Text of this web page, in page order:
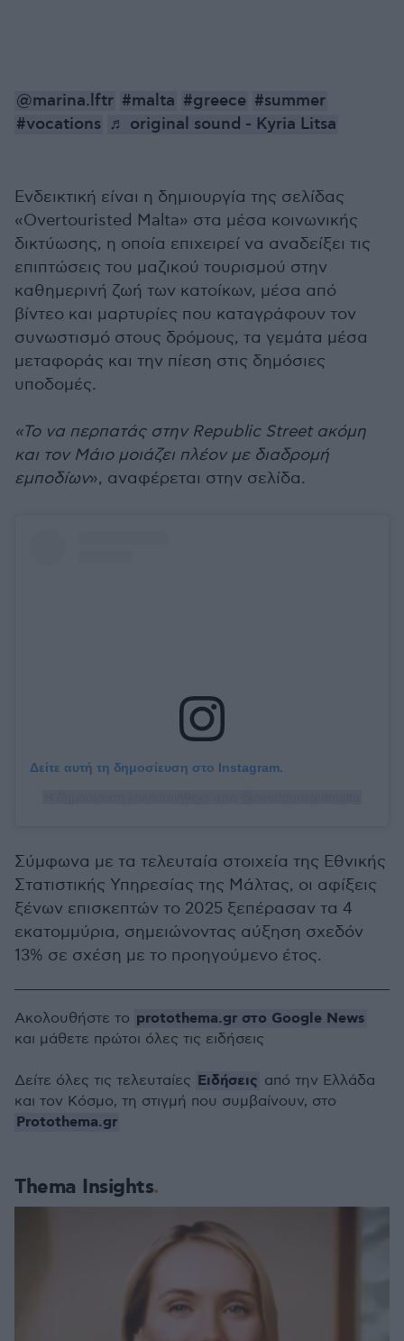
@marina.lftr #malta #greece #summer
#vocations ♬ original sound - Kyria Litsa
Ενδεικτική είναι η δημιουργία της σελίδας
«Overtouristed Malta» στα μέσα κοινωνικής
δικτύωσης, η οποία επιχειρεί να αναδείξει τις
επιπτώσεις του μαζικού τουρισμού στην
καθημερινή ζωή των κατοίκων, μέσα από
βίντεο και μαρτυρίες που καταγράφουν τον
συνωστισμό στους δρόμους, τα γεμάτα μέσα
μεταφοράς και την πίεση στις δημόσιες
υποδομές.
«Το να περπατάς στην Republic Street ακόμη
και τον Μάιο μοιάζει πλέον με διαδρομή
εμποδίων», αναφέρεται στην σελίδα.
Δείτε αυτή τη δημοσίευση στο Instagram.
Σύμφωνα με τα τελευταία στοιχεία της Εθνικής
Στατιστικής Υπηρεσίας της Μάλτας, οι αφίξεις
ξένων επισκεπτών το 2025 ξεπέρασαν τα 4
εκατομμύρια, σημειώνοντας αύξηση σχεδόν
13% σε σχέση με το προηγούμενο έτος.
Thema Insights
Ακολουθήστε το protothema.gr στο Google News
και μάθετε πρώτοι όλες τις ειδήσεις
Δείτε όλες τις τελευταίες Ειδήσεις από την Ελλάδα
και τον Κόσμο, τη στιγμή που συμβαίνουν, στο
Protothema.gr